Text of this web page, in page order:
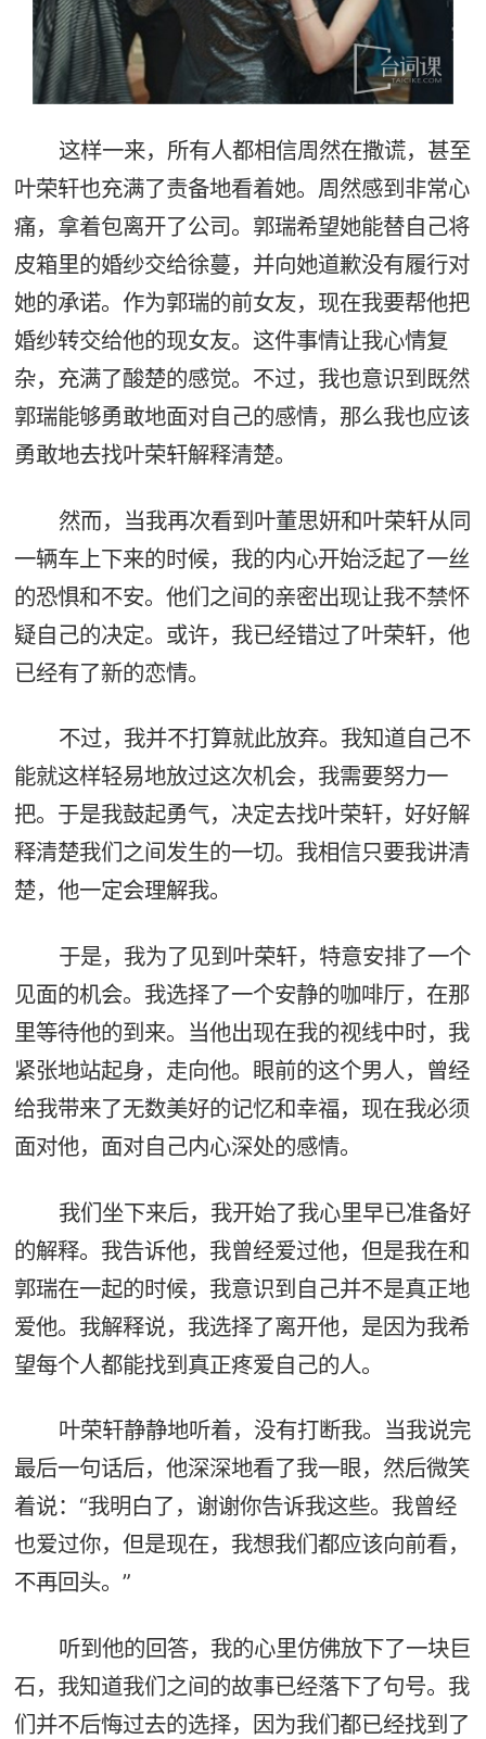
这样一来，所有人都相信周然在撒谎，甚至
叶荣轩也充满了责备地看着她。周然感到非常心
痛，拿着包离开了公司。郭瑞希望她能替自己将
皮箱里的婚纱交给徐蔓，并向她道歉没有履行对
她的承诺。作为郭瑞的前女友，现在我要帮他把
婚纱转交给他的现女友。这件事情让我心情复
杂，充满了酸楚的感觉。不过，我也意识到既然
郭瑞能够勇敢地面对自己的感情，那么我也应该
勇敢地去找叶荣轩解释清楚。
然而，当我再次看到叶董思妍和叶荣轩从同
一辆车上下来的时候，我的内心开始泛起了一丝
的恐惧和不安。他们之间的亲密出现让我不禁怀
疑自己的决定。或许，我已经错过了叶荣轩，他
已经有了新的恋情。
不过，我并不打算就此放弃。我知道自己不
能就这样轻易地放过这次机会，我需要努力一
把。于是我鼓起勇气，决定去找叶荣轩，好好解
释清楚我们之间发生的一切。我相信只要我讲清
楚，他一定会理解我。
于是，我为了见到叶荣轩，特意安排了一个
见面的机会。我选择了一个安静的咖啡厅，在那
里等待他的到来。当他出现在我的视线中时，我
紧张地站起身，走向他。眼前的这个男人，曾经
给我带来了无数美好的记忆和幸福，现在我必须
面对他，面对自己内心深处的感情。
我们坐下来后，我开始了我心里早已准备好
的解释。我告诉他，我曾经爱过他，但是我在和
郭瑞在一起的时候，我意识到自己并不是真正地
爱他。我解释说，我选择了离开他，是因为我希
望每个人都能找到真正疼爱自己的人。
叶荣轩静静地听着，没有打断我。当我说完
最后一句话后，他深深地看了我一眼，然后微笑
着说：“我明白了，谢谢你告诉我这些。我曾经
也爱过你，但是现在，我想我们都应该向前看，
不再回头。”
听到他的回答，我的心里仿佛放下了一块巨
石，我知道我们之间的故事已经落下了句号。我
们并不后悔过去的选择，因为我们都已经找到了